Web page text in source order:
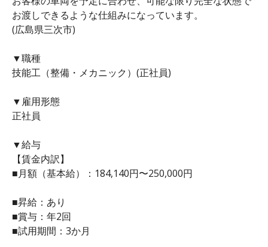
お渡しできるような仕組みになっています。
(広島県三次市)
▼職種
技能工（整備・メカニック）(正社員)
▼雇用形態
正社員
▼給与
【賃金内訳】
■月額（基本給）：184,140円〜250,000円
■昇給：あり
■賞与：年2回
■試用期間：3か月